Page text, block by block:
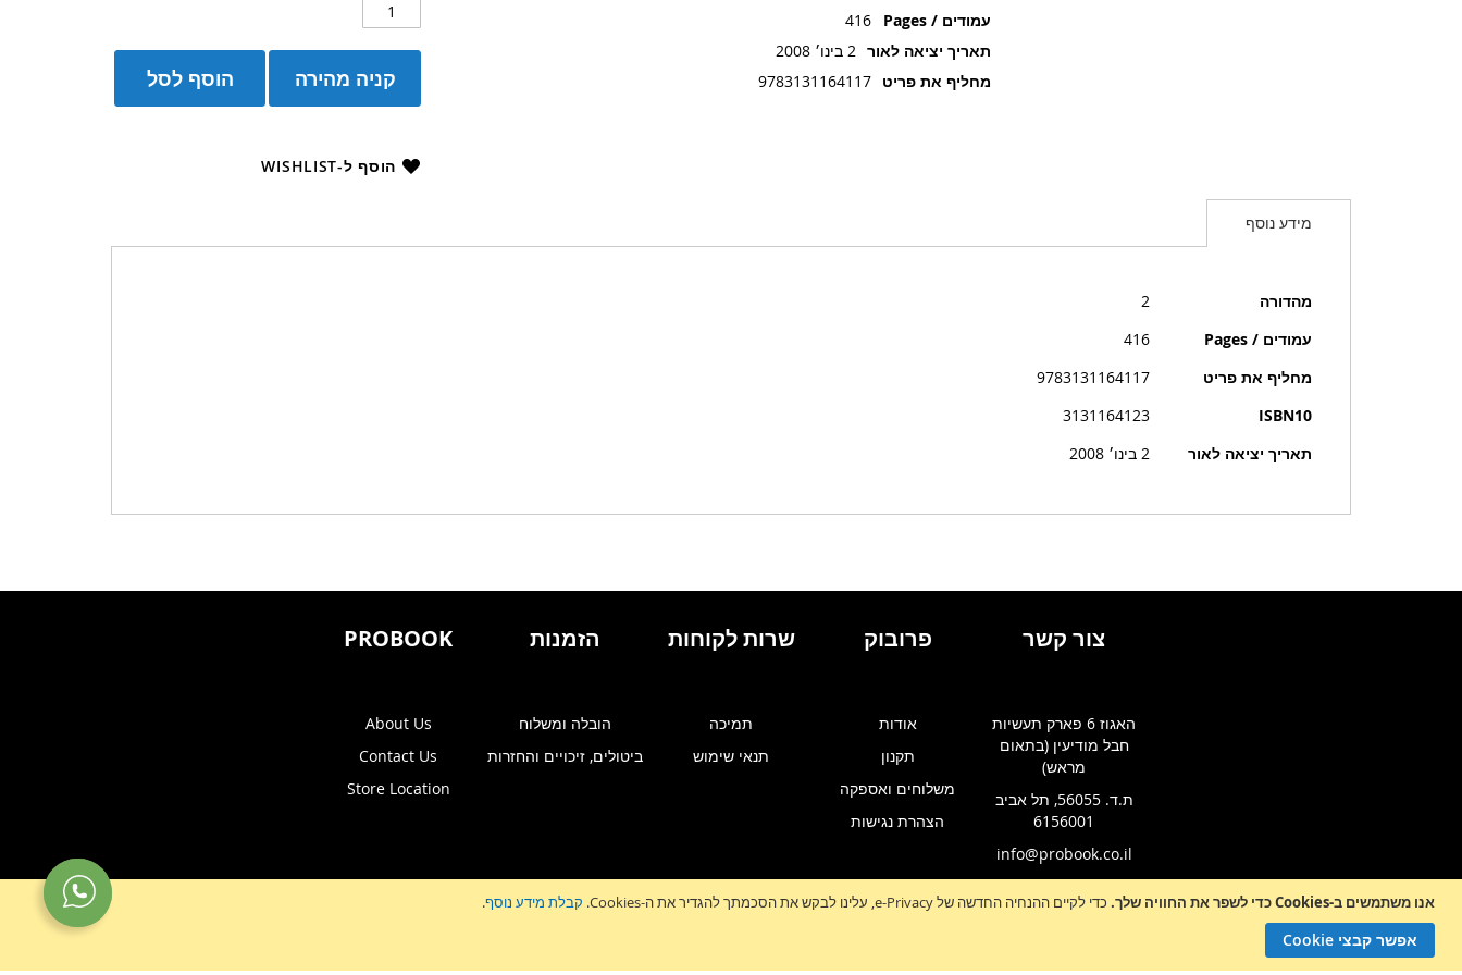
אנו משתמשים ב-Cookies כדי לשפר את החוויה שלך. כדי לקיים ההנחיה החדשה של e-Privacy, עלינו לבקש את הסכמתך להגדיר את ה-Cookies. קבלת מידע נוסף.
אפשר קבצי Cookie
הוסף לסל קניה מהירה
הוסף ל-WISHLIST
עמודים / Pages
416
תאריך יציאה לאור 2 בינו׳ 2008
מחליף את פריט 9783131164117
מידע נוסף
מידע
מהדורה
2
עמודים / Pages
416
מחליף את פריט
9783131164117
ISBN10
3131164123
תאריך יציאה לאור
2 בינו׳ 2008
Sign
Up
for
הרשמה לניוזלטר
צור קשר
האגוז 6 פארק תעשיות
חבל מודיעין (בתאום
מראש)
ת.ד. 56055, תל אביב
6156001
info@probook.co.il
פרובוק
אודות
תקנון
משלוחים ואספקה
הצהרת נגישות
שרות לקוחות
תמיכה
תנאי שימוש
הזמנות
הובלה ומשלוח
ביטולים, זיכויים והחזרות
PROBOOK
About Us
Contact Us
Store Location